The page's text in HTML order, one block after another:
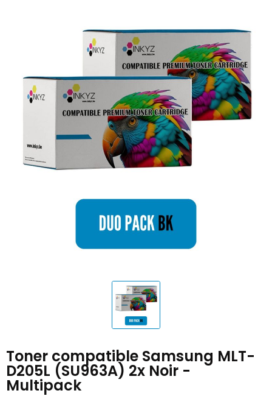
Toner compatible Samsung MLT-
D205L (SU963A) 2x Noir -
Multipack